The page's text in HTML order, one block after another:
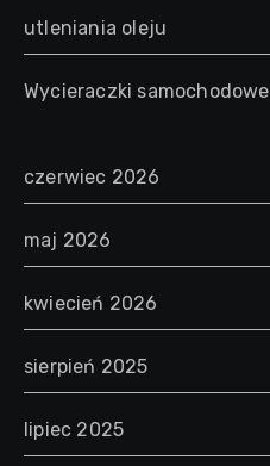
utleniania oleju
Wycieraczki samochodowe
czerwiec 2026
maj 2026
kwiecień 2026
sierpień 2025
lipiec 2025